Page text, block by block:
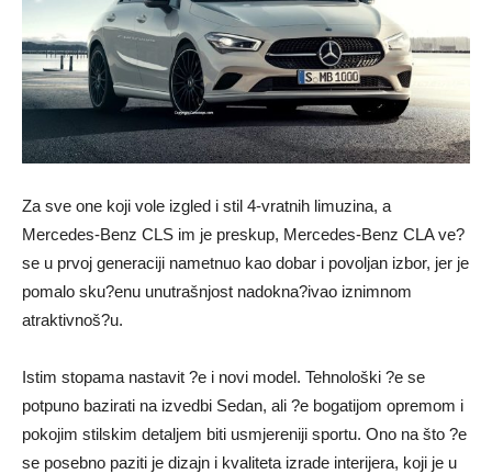
Za sve one koji vole izgled i stil 4-vratnih limuzina, a
Mercedes-Benz CLS im je preskup, Mercedes-Benz CLA ve?
se u prvoj generaciji nametnuo kao dobar i povoljan izbor, jer je
pomalo sku?enu unutrašnjost nadokna?ivao iznimnom
atraktivnoš?u.
Istim stopama nastavit ?e i novi model. Tehnološki ?e se
potpuno bazirati na izvedbi Sedan, ali ?e bogatijom opremom i
pokojim stilskim detaljem biti usmjereniji sportu. Ono na što ?e
se posebno paziti je dizajn i kvaliteta izrade interijera, koji je u